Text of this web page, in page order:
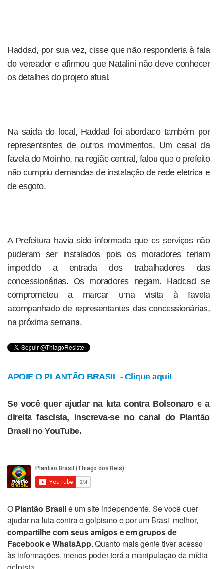
Haddad, por sua vez, disse que não responderia à fala
do vereador e afirmou que Natalini não deve conhecer
os detalhes do projeto atual.
Na saída do local, Haddad foi abordado também por
representantes de outros movimentos. Um casal da
favela do Moinho, na região central, falou que o prefeito
não cumpriu demandas de instalação de rede elétrica e
de esgoto.
A Prefeitura havia sido informada que os serviços não
puderam ser instalados pois os moradores teriam
impedido a entrada dos trabalhadores das
concessionárias. Os moradores negam. Haddad se
comprometeu a marcar uma visita à favela
acompanhado de representantes das concessionárias,
na próxima semana.
APOIE O PLANTÃO BRASIL - Clique aqui!
Se você quer ajudar na luta contra Bolsonaro e a
direita fascista, inscreva-se no canal do Plantão
Brasil no YouTube.
O Plantão Brasilé um site independente. Se você quer
ajudar na luta contra o golpismo e por um Brasil melhor,
compartilhe com seus amigos e em grupos de
Facebook e WhatsApp. Quanto mais gente tiver acesso
às informações, menos poder terá a manipulação da mídia